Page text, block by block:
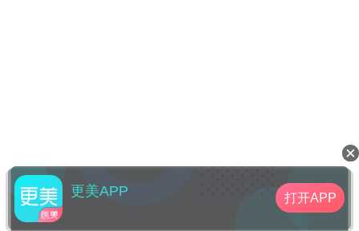
更美APP 打开APP